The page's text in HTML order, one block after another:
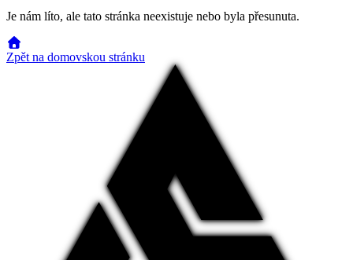
Je nám líto, ale tato stránka neexistuje nebo byla přesunuta.
Zpět na domovskou stránku